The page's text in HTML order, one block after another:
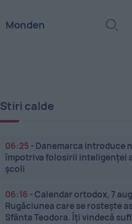
Monden
Stiri calde
06:25 - Danemarca introduce
împotriva folosirii inteligenței
școli
06:16 -Calendar ortodox, 7
Rugăciunea care se rostește
Sfânta Teodora. Îți vindecă